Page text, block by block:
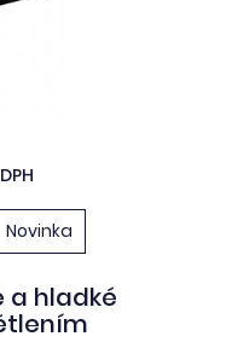
Novinka
a hladké